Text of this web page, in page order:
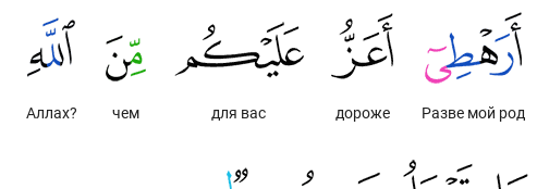
Разве мой род
дороже
для вас
чем
Аллах?